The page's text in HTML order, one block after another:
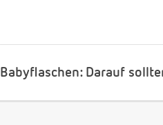
Babyflaschen: Darauf